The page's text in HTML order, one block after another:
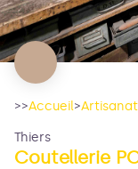
>>Accueil>
Thiers
Coutellerie